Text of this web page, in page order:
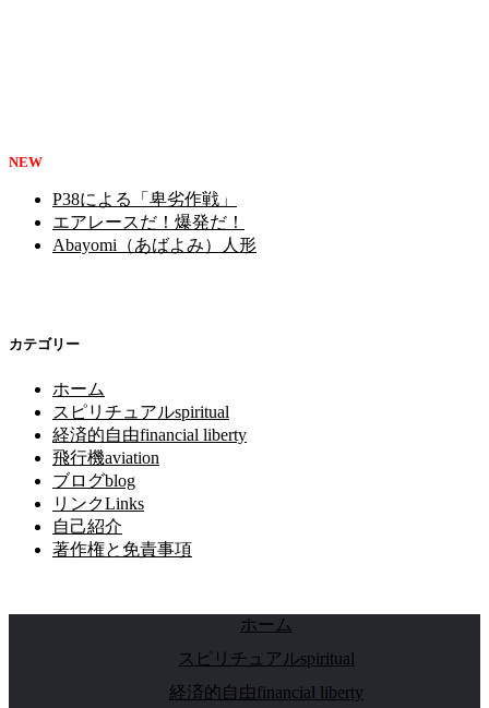
NEW
P38による「卑劣作戦」
エアレースだ！爆発だ！
Abayomi（あばよみ）人形
カテゴリー
ホーム
スピリチュアルspiritual
経済的自由financial liberty
飛行機aviation
ブログblog
リンクLinks
自己紹介
著作権と免責事項
ホーム
スピリチュアルspiritual
経済的自由financial liberty